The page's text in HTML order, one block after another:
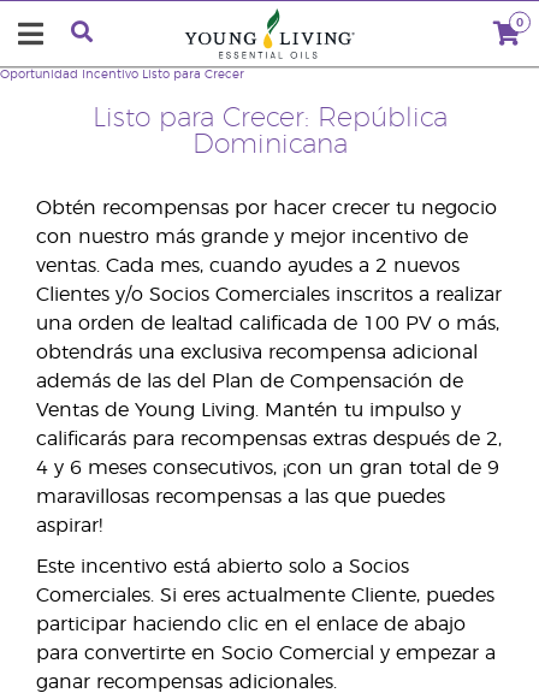
0
Listo para Crecer: República
Dominicana
Oportunidad Incentivo Listo para Crecer
Obtén recompensas por hacer crecer tu negocio
con nuestro más grande y mejor incentivo de
ventas. Cada mes, cuando ayudes a 2 nuevos
Clientes y/o Socios Comerciales inscritos a realizar
una orden de lealtad calificada de 100 PV o más,
obtendrás una exclusiva recompensa adicional
además de las del Plan de Compensación de
Ventas de Young Living. Mantén tu impulso y
calificarás para recompensas extras después de 2,
4 y 6 meses consecutivos, ¡con un gran total de 9
maravillosas recompensas a las que puedes
aspirar!
Este incentivo está abierto solo a Socios
Comerciales. Si eres actualmente Cliente, puedes
participar haciendo clic en el enlace de abajo
para convertirte en Socio Comercial y empezar a
ganar recompensas adicionales.